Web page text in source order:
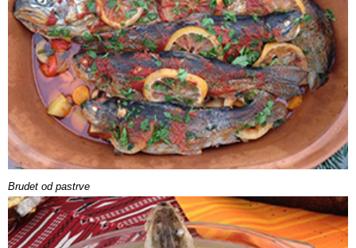
Brudet od pastrve